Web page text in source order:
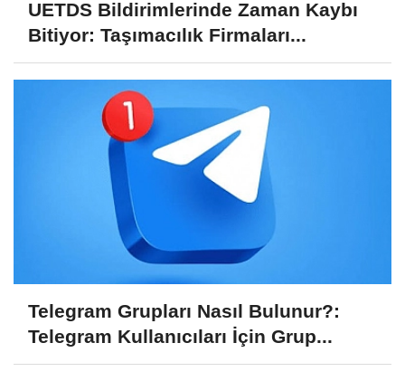
UETDS Bildirimlerinde Zaman Kaybı
Bitiyor: Taşımacılık Firmaları...
Telegram Grupları Nasıl Bulunur?:
Telegram Kullanıcıları İçin Grup...